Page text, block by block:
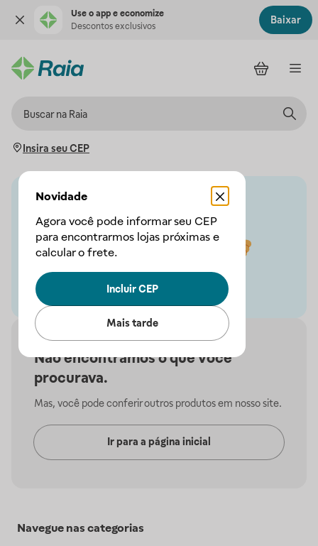
Use o app e economize
Descontos exclusivos
Baixar
Insira seu CEP
Novidade
Agora você pode informar seu CEP
para encontrarmos lojas próximas e
calcular o frete.
Incluir CEP
Mais tarde
Não encontramos o que você
procurava.
Mas, você pode conferir outros produtos em nosso site.
Ir para a página inicial
Navegue nas categorias